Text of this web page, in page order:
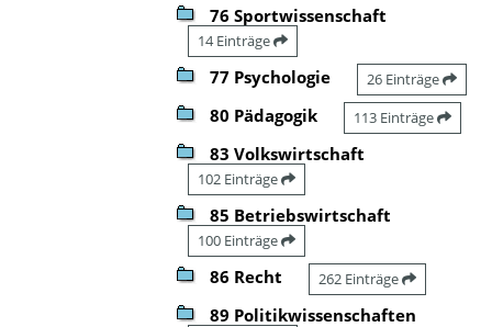
76 Sportwissenschaft
14 Einträge
77 Psychologie 26 Einträge
80 Pädagogik 113 Einträge
83 Volkswirtschaft
102 Einträge
85 Betriebswirtschaft
100 Einträge
86 Recht 262 Einträge
89 Politikwissenschaften